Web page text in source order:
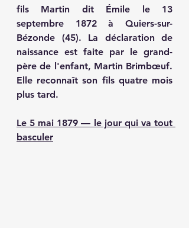
fils Martin dit Émile le 13
septembre 1872 à Quiers-sur-
Bézonde (45). La déclaration de
naissance est faite par le grand-
père de l'enfant, Martin Brimbœuf.
Elle reconnaît son fils quatre mois
plus tard.
Le 5 mai 1879 — le jour qui va tout
basculer